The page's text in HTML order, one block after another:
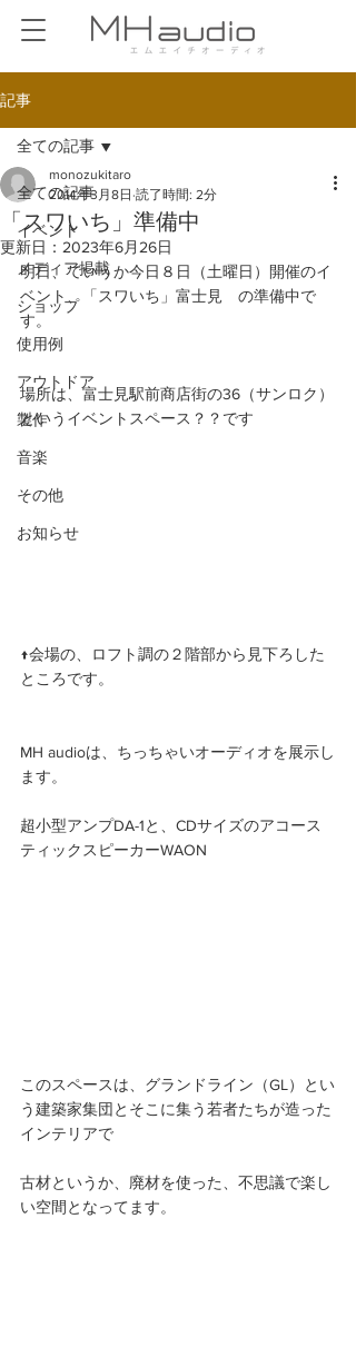
記事
全ての記事
イベント
メディア掲載
ショップ
使用例
アウトドア
製作
音楽
その他
お知らせ
全ての記事
「スワいち」準備中
monozukitaro
2014年3月8日 読了時間: 2分
更新日： 2023年6月26日
明日、ていうか今日８日（土曜日）開催のイ
ベント、「スワいち」富士見　の準備中で
す。
場所は、富士見駅前商店街の36（サンロク）
というイベントスペース？？です
↑会場の、ロフト調の２階部から見下ろした
ところです。
MH audioは、ちっちゃいオーディオを展示し
ます。
超小型アンプDA-1と、CDサイズのアコース
ティックスピーカーWAON
このスペースは、グランドライン（GL）とい
う建築家集団とそこに集う若者たちが造った
インテリアで
古材というか、廃材を使った、不思議で楽し
い空間となってます。